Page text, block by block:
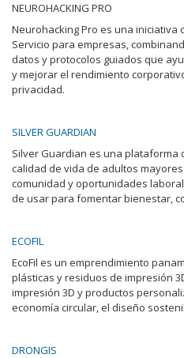
NEUROHACKING PRO
Neurohacking Pro es una
Servicio para empresas,
datos y protocolos guiados que
y mejorar el rendimiento
privacidad.
SILVER GUARDIAN
Silver Guardian es una
calidad de vida de adultos
comunidad y oportunidades
de usar para fomentar bienestar,
ECOFIL
EcoFil es un emprendimiento
plásticas y residuos de impresión
impresión 3D y productos
economía circular, el diseño
DRONGIS